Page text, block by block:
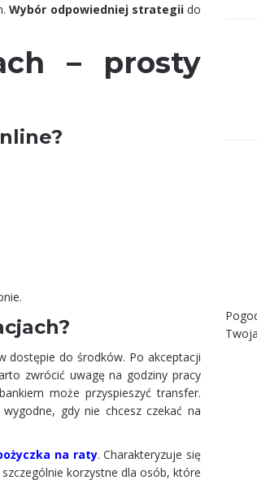
Wybór odpowiedniej strategiido
– prosty
dostępie do środków. Po akceptacji
zwrócić uwagę na godziny pracy
może przyspieszyć transfer.
gdy nie chcesz czekać na
na raty. Charakteryzuje się
korzystne dla osób, które